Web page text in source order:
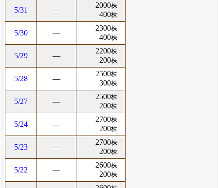
5/31 ―
2000株
400株
5/30 ―
2300株
400株
5/29 ―
2200株
200株
5/28 ―
2500株
300株
5/27 ―
2500株
200株
5/24 ―
2700株
200株
5/23 ―
2700株
200株
5/22 ―
2600株
200株